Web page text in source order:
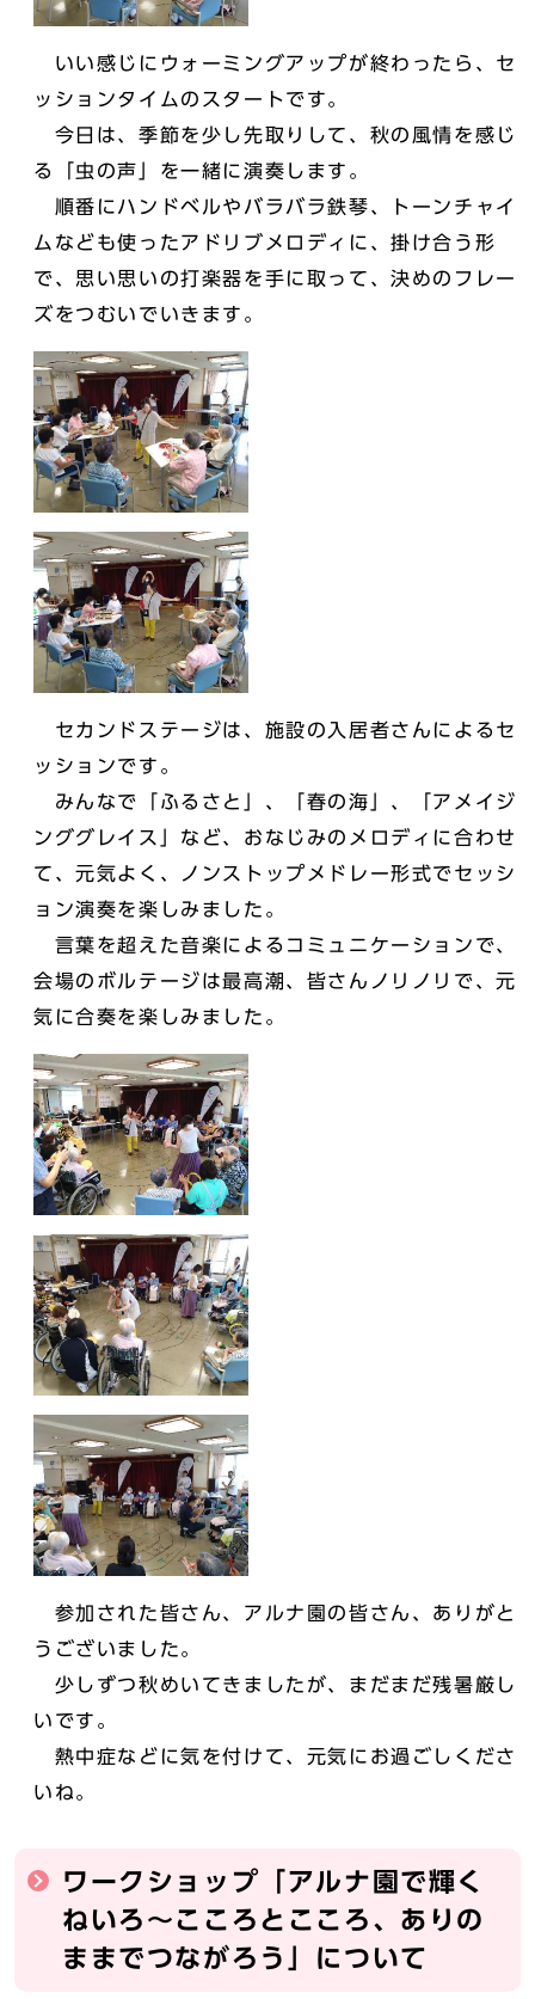
いい感じにウォーミングアップが終わったら、セ
ッションタイムのスタートです。
今日は、季節を少し先取りして、秋の風情を感じ
る「虫の声」を一緒に演奏します。
順番にハンドベルやバラバラ鉄琴、トーンチャイ
ムなども使ったアドリブメロディに、掛け合う形
で、思い思いの打楽器を手に取って、決めのフレー
ズをつむいでいきます。
セカンドステージは、施設の入居者さんによるセ
ッションです。
みんなで「ふるさと」、「春の海」、「アメイジ
ンググレイス」など、おなじみのメロディに合わせ
て、元気よく、ノンストップメドレー形式でセッシ
ョン演奏を楽しみました。
言葉を超えた音楽によるコミュニケーションで、
会場のボルテージは最高潮、皆さんノリノリで、元
気に合奏を楽しみました。
参加された皆さん、アルナ園の皆さん、ありがと
うございました。
少しずつ秋めいてきましたが、まだまだ残暑厳し
いです。
熱中症などに気を付けて、元気にお過ごしくださ
いね。
ワークショップ「アルナ園で輝く
ねいろ～こころとこころ、ありの
ままでつながろう」について